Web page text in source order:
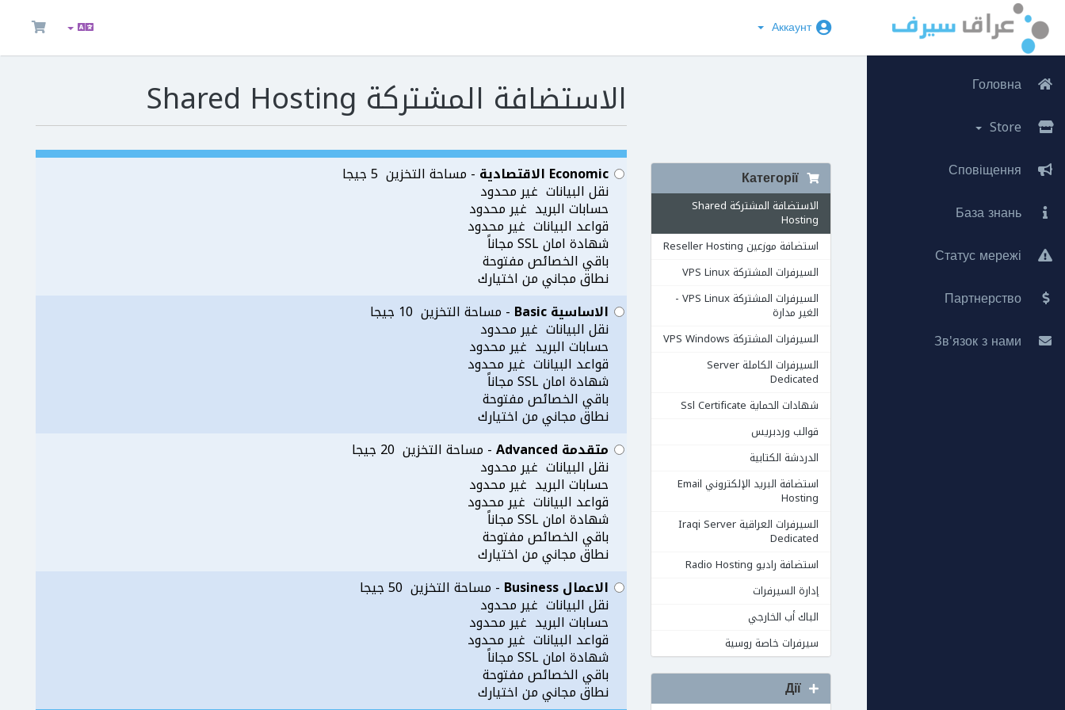
Аккаунт
الاستضافة المشتركة Shared Hosting
الاستضافة المشتركة Shared
Hosting
استضافة موزعين Reseller Hosting
السيرفرات المشتركة VPS Linux
السيرفرات المشتركة VPS Linux -
الغير مدارة
السيرفرات المشتركة VPS Windows
السيرفرات الكاملة Server
Dedicated
شهادات الحماية Ssl Certificate
قوالب وردبريس
الدردشة الكتابية
استضافة البريد الإلكتروني Email
Hosting
السيرفرات العراقية Iraqi Server
Dedicated
استضافة راديو Radio Hosting
إدارة السيرفرات
الباك أب الخارجي
سيرفرات خاصة روسية
Economic الاقتصادية - مساحة التخزين 5 جيجا
نقل البيانات غير محدود
حسابات البريد غير محدود
قواعد البيانات غير محدود
شهادة امان SSL مجاناً
باقي الخصائص مفتوحة
نطاق مجاني من اختيارك
الاساسية Basic
- مساحة التخزين 10 جيجا
نقل البيانات غير محدود
حسابات البريد غير محدود
قواعد البيانات غير محدود
شهادة امان SSL مجاناً
باقي الخصائص مفتوحة
نطاق مجاني من اختيارك
متقدمة Advanced
- مساحة التخزين 20 جيجا
نقل البيانات غير محدود
حسابات البريد غير محدود
قواعد البيانات غير محدود
شهادة امان SSL مجاناً
باقي الخصائص مفتوحة
نطاق مجاني من اختيارك
الاعمال Business
- مساحة التخزين 50 جيجا
نقل البيانات غير محدود
حسابات البريد غير محدود
قواعد البيانات غير محدود
شهادة امان SSL مجاناً
باقي الخصائص مفتوحة
نطاق مجاني من اختيارك